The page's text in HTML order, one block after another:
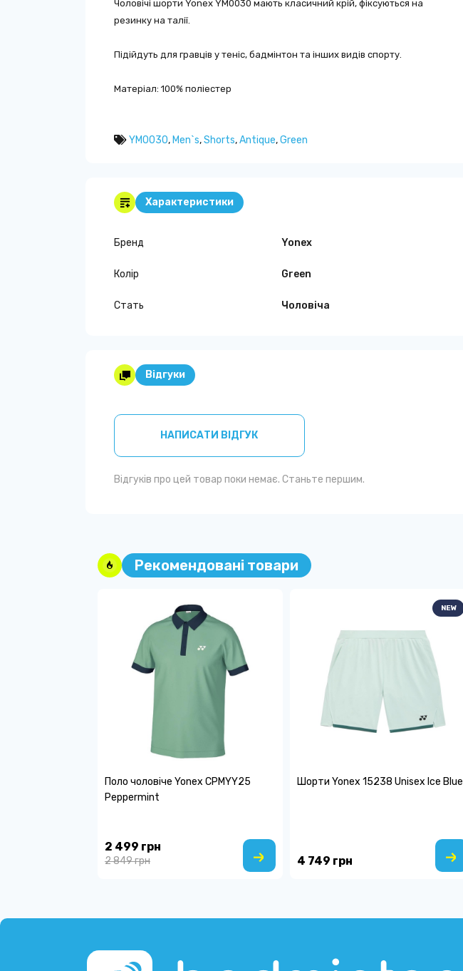
Чоловічі шорти Yonex YM0030 мають класичний крій, фіксуються на
резинку на талії.
Підійдуть для гравців у теніс, бадмінтон та інших видів спорту.
Матеріал: 100% поліестер
YM0030, Men`s,Shorts,Antique,Green
Характеристики
Бренд Yonex
Колір Green
Стать Чоловіча
Відгуки
НАПИСАТИ ВІДГУК
Відгуків про цей товар поки немає. Станьте першим.
Рекомендовані товари
Поло чоловіче Yonex CPMYY25
Peppermint
2 499 грн
2 849 грн
NEW
Шорти Yonex 15238 Unisex Ice Blue
4 749 грн